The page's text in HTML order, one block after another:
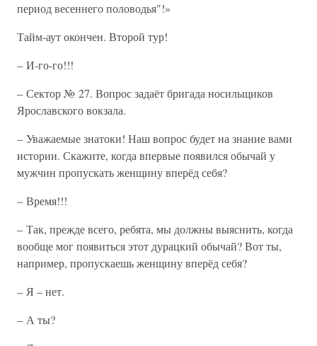
период весеннего половодья"!»
Тайм-аут окончен. Второй тур!
– И-го-го!!!
– Сектор № 27. Вопрос задаёт бригада носильщиков
Ярославского вокзала.
– Уважаемые знатоки! Наш вопрос будет на знание вами
истории. Скажите, когда впервые появился обычай у
мужчин пропускать женщину вперёд себя?
– Время!!!
– Так, прежде всего, ребята, мы должны выяснить, когда
вообще мог появиться этот дурацкий обычай? Вот ты,
например, пропускаешь женщину вперёд себя?
– Я – нет.
– А ты?